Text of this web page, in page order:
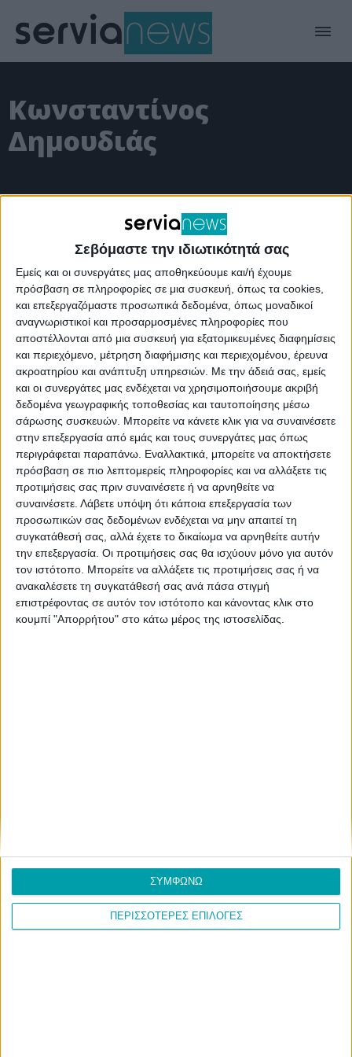
Σεβόμαστε την ιδιωτικότητά σας
Εμείς και οι συνεργάτες μας αποθηκεύουμε και/ή έχουμε
πρόσβαση σε πληροφορίες σε μια συσκευή, όπως τα cookies,
και επεξεργαζόμαστε προσωπικά δεδομένα, όπως μοναδικοί
αναγνωριστικοί και προσαρμοσμένες πληροφορίες που
αποστέλλονται από μια συσκευή για εξατομικευμένες διαφημίσεις
και περιεχόμενο, μέτρηση διαφήμισης και περιεχομένου, έρευνα
ακροατηρίου και ανάπτυξη υπηρεσιών. Με την άδειά σας, εμείς
και οι συνεργάτες μας ενδέχεται να χρησιμοποιήσουμε ακριβή
δεδομένα γεωγραφικής τοποθεσίας και ταυτοποίησης μέσω
σάρωσης συσκευών. Μπορείτε να κάνετε κλικ για να συναινέσετε
στην επεξεργασία από εμάς και τους συνεργάτες μας όπως
περιγράφεται παραπάνω. Εναλλακτικά, μπορείτε να αποκτήσετε
πρόσβαση σε πιο λεπτομερείς πληροφορίες και να αλλάξετε τις
προτιμήσεις σας πριν συναινέσετε ή να αρνηθείτε να
συναινέσετε. Λάβετε υπόψη ότι κάποια επεξεργασία των
προσωπικών σας δεδομένων ενδέχεται να μην απαιτεί τη
συγκατάθεσή σας, αλλά έχετε το δικαίωμα να αρνηθείτε αυτήν
την επεξεργασία. Οι προτιμήσεις σας θα ισχύουν μόνο για αυτόν
τον ιστότοπο. Μπορείτε να αλλάξετε τις προτιμήσεις σας ή να
ανακαλέσετε τη συγκατάθεσή σας ανά πάσα στιγμή
επιστρέφοντας σε αυτόν τον ιστότοπο και κάνοντας κλικ στο
κουμπί "Απορρήτου" στο κάτω μέρος της ιστοσελίδας.
ΠΕΡΙΣΣΟΤΕΡΕΣ ΕΠΙΛΟΓΕΣ
ΣΥΜΦΩΝΩ
Κωνσταντίνος
Δημουδιάς
Αθλητισμός
Ναυτικός Όμιλος
Σερβίων: Ο
Κωνσταντίνος
Δημουδιάς στους
πανευρωπαϊκούς
αγώνες
Διαφήμιση
Ταυτότητα
Στείλτε μας την ιστορία σας